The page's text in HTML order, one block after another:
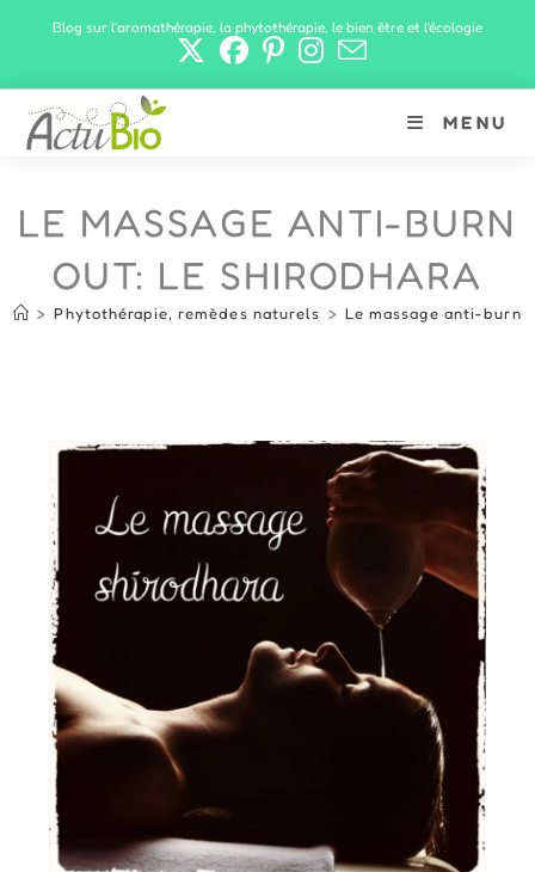
Blog sur l'aromathérapie, la phytothérapie, le bien être et l'écologie
MENU
LE MASSAGE ANTI-BURN
OUT: LE SHIRODHARA
> Phytothérapie, remèdes naturels > Le massage anti-burn